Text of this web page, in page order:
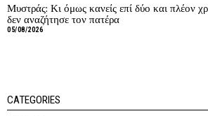
Μυστράς: Κι όμως κανείς επί δύο και πλέον
δεν αναζήτησε τον πατέρα
05/08/2026
CATEGORIES